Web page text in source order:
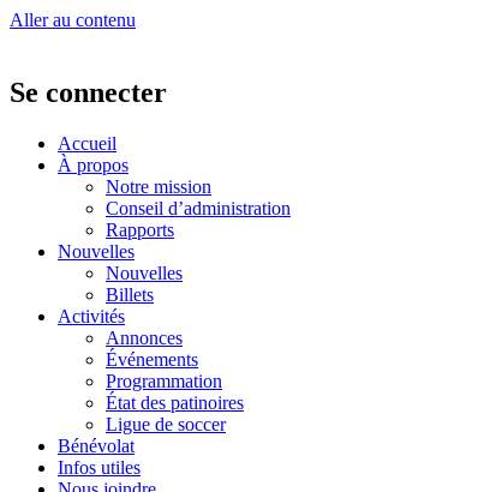
Aller au contenu
Se connecter
Accueil
À propos
Notre mission
Conseil d’administration
Rapports
Nouvelles
Nouvelles
Billets
Activités
Annonces
Événements
Programmation
État des patinoires
Ligue de soccer
Bénévolat
Infos utiles